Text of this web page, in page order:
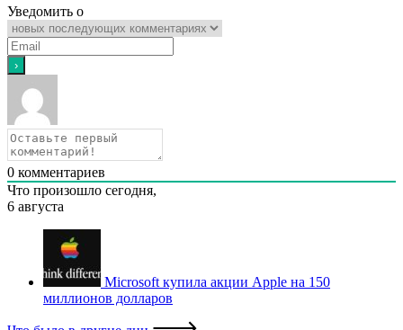
Уведомить о
0 комментариев
Что произошло сегодня,
6 августа
Microsoft купила акции Apple на 150
миллионов долларов